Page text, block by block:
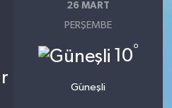
26 MART
PERŞEMBE
10°
Güneşli